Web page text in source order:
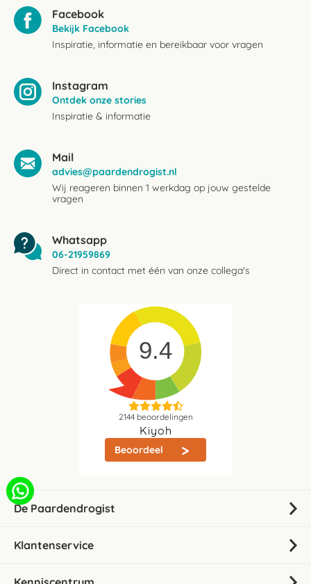
Facebook
Bekijk Facebook
Inspiratie, informatie en bereikbaar voor vragen
Instagram
Ontdek onze stories
Inspiratie & informatie
Mail
advies@paardendrogist.nl
Wij reageren binnen 1 werkdag op jouw gestelde
vragen
Whatsapp
06-21959869
Direct in contact met één van onze collega's
9.4
2144beoordelingen
Kiyoh
Beoordeel
De Paardendrogist
Klantenservice